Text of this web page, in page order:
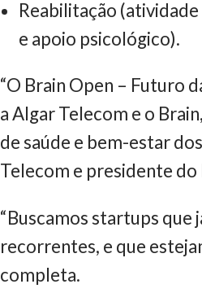
Reabilitação
e apoio psicológico).
“O Brain Open – Futuro
a Algar Telecom e o
de saúde e bem-estar
Telecom e presidente do
“Buscamos startups que
recorrentes, e que
completa.